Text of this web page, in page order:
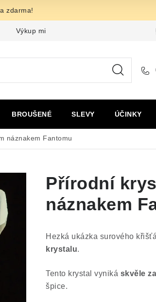
zdarma!
Výkup minerálů a drahých kamenů
BROUŠENÉ SLEVY ÚČINKY
náznakem Fantomu
Přírodní
náznakem
Hezká ukázka surového
krystalu.
Tento krystal vyniká skvěle
špice.